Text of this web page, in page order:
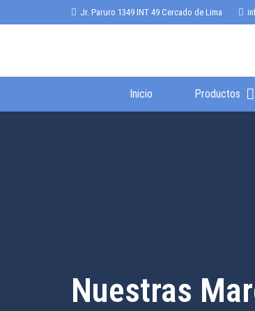
Jr. Paruro 1349 INT 49 Cercado de Lima
Inicio Productos
Nuestras